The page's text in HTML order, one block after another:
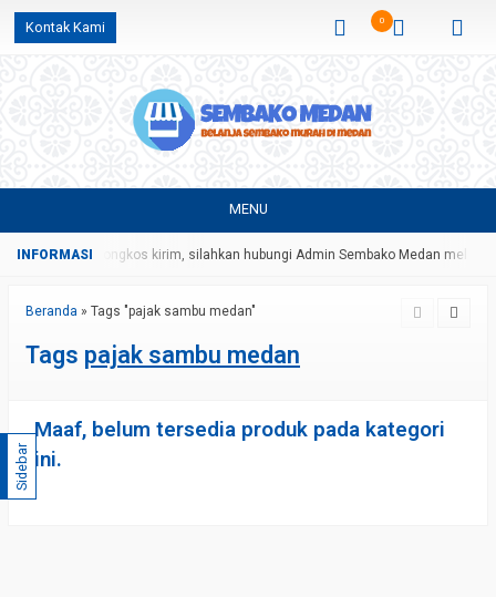
Kontak Kami 0
MENU
harga dan ongkos kirim, silahkan hubungi Admin Sembako Medan melalui
Beranda » Tags "pajak sambu medan"
Tags pajak sambu medan
Maaf, belum tersedia produk pada kategori
ini.
Sidebar